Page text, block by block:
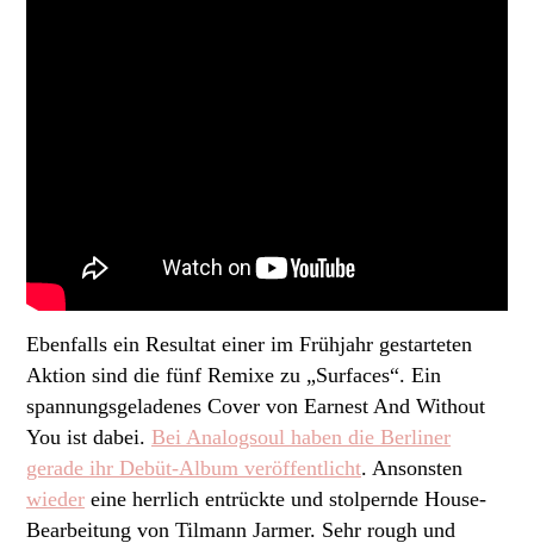
Ebenfalls ein Resultat einer im Frühjahr gestarteten
Aktion sind die fünf Remixe zu „Surfaces“. Ein
spannungsgeladenes Cover von Earnest And Without
You ist dabei. Bei Analogsoul haben die Berliner
gerade ihr Debüt-Album veröffentlicht. Ansonsten
wieder eine herrlich entrückte und stolpernde House-
Bearbeitung von Tilmann Jarmer. Sehr rough und